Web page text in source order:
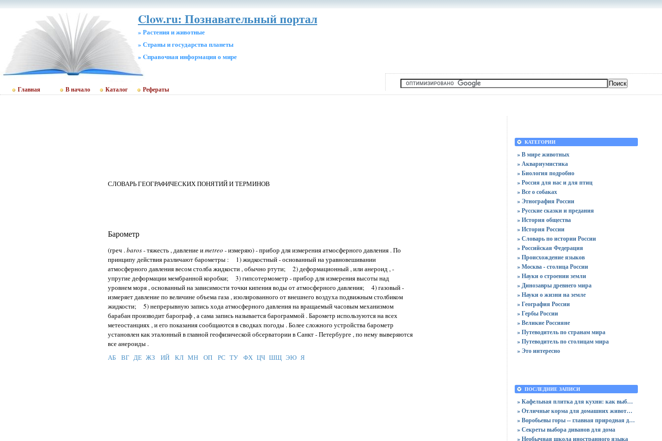
Clow.ru: Познавательный портал
» Растения и животные
» Страны и государства планеты
» Cправочная информация о мире
Главная В начало Каталог Рефераты
СЛОВАРЬ ГЕОГРАФИЧЕСКИХ ПОНЯТИЙ И ТЕРМИНОВ
Барометр
(греч .baros- тяжесть , давление иmetreo - измеряю) - прибор для измерения атмосферного давления . По
принципу действия различают барометры : 1) жидкостный - основанный на уравновешивании
атмосферного давления весом столба жидкости , обычно ртути; 2) деформационный , или анероид , -
упругие деформации мембранной коробки; 3) гипсотермометр - прибор для измерения высоты над
уровнем моря , основанный на зависимости точки кипения воды от атмосферного давления; 4) газовый -
измеряет давление по величине объема газа , изолированного от внешнего воздуха подвижным столбиком
жидкости; 5) непрерывную запись хода атмосферного давления на вращаемый часовым механизмом
барабан производит барограф , а сама запись называется барограммой . Барометр используются на всех
метеостанциях , и его показания сообщаются в сводках погоды . Более сложного устройства барометр
установлен как эталонный в главной геофизической обсерватории в Санкт - Петербурге , по нему выверяются
все анероиды .
АБ
ВГ ДЕ ЖЗ ИЙ КЛ МН ОП РС ТУ ФХ ЦЧ ШЩ ЭЮ Я
КАТЕГОРИИ
» В мире животных
» Аквариумистика
» Биология подробно
» Россия для нас и для птиц
» Все о собаках
» Этнография России
» Русские сказки и предания
» История общества
» История России
» Словарь по истории России
» Российская Федерация
» Происхождение языков
» Москва - столица России
» Науки о строении земли
» Динозавры древнего мира
» Науки о жизни на земле
» География России
» Гербы России
» Великие Россияне
» Путеводитель по странам мира
» Путеводитель по столицам мира
» Это интересно
ПОСЛЕДНИЕ ЗАПИСИ
» Кафельная плитка для кухни: как выбрать практичную отделку
» Отличные корма для домашних животных
» Воробьевы горы -- главная природная достопримечательность Москвы
» Секреты выбора диванов для дома
» Необычная школа иностранного языка